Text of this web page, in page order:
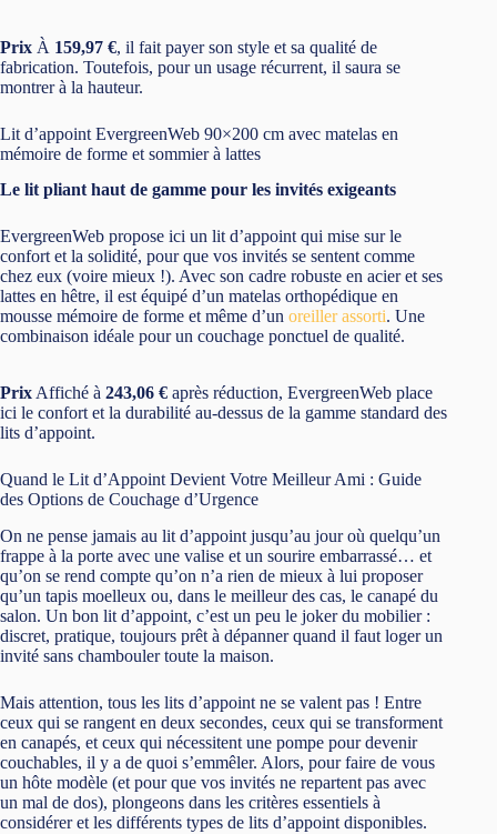
Prix À 159,97 €, il fait payer son style et sa qualité de
fabrication. Toutefois, pour un usage récurrent, il saura se
montrer à la hauteur.
Lit d’appoint EvergreenWeb 90×200 cm avec matelas en
mémoire de forme et sommier à lattes
Le lit pliant haut de gamme pour les invités exigeants
EvergreenWeb propose ici un lit d’appoint qui mise sur le
confort et la solidité, pour que vos invités se sentent comme
chez eux (voire mieux !). Avec son cadre robuste en acier et ses
lattes en hêtre, il est équipé d’un matelas orthopédique en
mousse mémoire de forme et même d’un oreiller assorti. Une
combinaison idéale pour un couchage ponctuel de qualité.
PrixAffiché à 243,06 € après réduction, EvergreenWeb place
ici le confort et la durabilité au-dessus de la gamme standard des
lits d’appoint.
Quand le Lit d’Appoint Devient Votre Meilleur Ami : Guide
des Options de Couchage d’Urgence
On ne pense jamais au lit d’appoint jusqu’au jour où quelqu’un
frappe à la porte avec une valise et un sourire embarrassé… et
qu’on se rend compte qu’on n’a rien de mieux à lui proposer
qu’un tapis moelleux ou, dans le meilleur des cas, le canapé du
salon. Un bon lit d’appoint, c’est un peu le joker du mobilier :
discret, pratique, toujours prêt à dépanner quand il faut loger un
invité sans chambouler toute la maison.
Mais attention, tous les lits d’appoint ne se valent pas ! Entre
ceux qui se rangent en deux secondes, ceux qui se transforment
en canapés, et ceux qui nécessitent une pompe pour devenir
couchables, il y a de quoi s’emmêler. Alors, pour faire de vous
un hôte modèle (et pour que vos invités ne repartent pas avec
un mal de dos), plongeons dans les critères essentiels à
considérer et les différents types de lits d’appoint disponibles.